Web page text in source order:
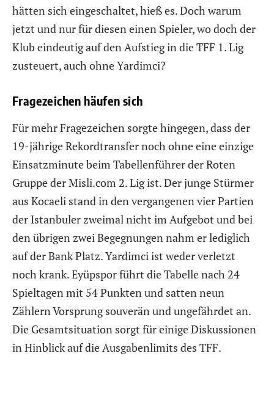
hätten sich eingeschaltet, hieß es. Doch warum
jetzt und nur für diesen einen Spieler, wo doch der
Klub eindeutig auf den Aufstieg in die TFF 1. Lig
zusteuert, auch ohne Yardimci?
Fragezeichen häufen sich
Für mehr Fragezeichen sorgte hingegen, dass der
19-jährige Rekordtransfer noch ohne eine einzige
Einsatzminute beim Tabellenführer der Roten
Gruppe der Misli.com 2. Lig ist. Der junge Stürmer
aus Kocaeli stand in den vergangenen vier Partien
der Istanbuler zweimal nicht im Aufgebot und bei
den übrigen zwei Begegnungen nahm er lediglich
auf der Bank Platz. Yardimci ist weder verletzt
noch krank. Eyüpspor führt die Tabelle nach 24
Spieltagen mit 54 Punkten und satten neun
Zählern Vorsprung souverän und ungefährdet an.
Die Gesamtsituation sorgt für einige Diskussionen
in Hinblick auf die Ausgabenlimits des TFF.